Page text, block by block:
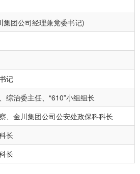
集团公司经理兼党委书记)
记
综治委主任、“610”小组组长
、金川集团公司公安处政保科科长
长
长